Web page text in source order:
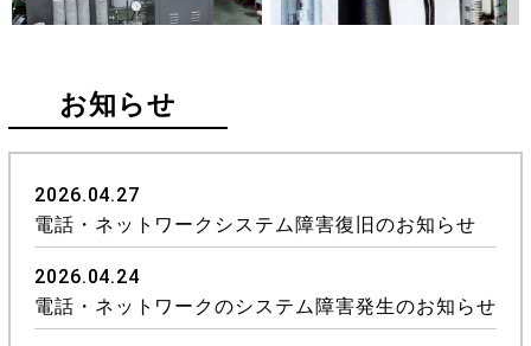
お知らせ
2026.04.27
電話・ネットワークシステム障害復旧のお知らせ
2026.04.24
電話・ネットワークのシステム障害発生のお知らせ